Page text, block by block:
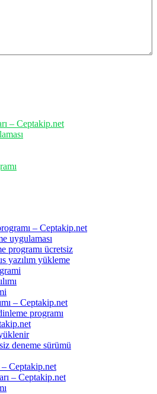
– Ceptakip.net
– Ceptakip.net
uygulaması
programı ücretsiz
yazılım yükleme
– Ceptakip.net
programı
deneme sürümü
– Ceptakip.net
– Ceptakip.net